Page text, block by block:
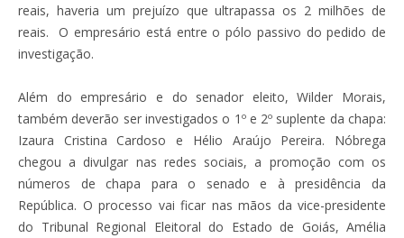
reais, haveria um prejuízo que ultrapassa os 2 milhões de
reais. O empresário está entre o pólo passivo do pedido de
investigação.
Além do empresário e do senador eleito, Wilder Morais,
também deverão ser investigados o 1º e 2º suplente da chapa:
Izaura Cristina Cardoso e Hélio Araújo Pereira. Nóbrega
chegou a divulgar nas redes sociais, a promoção com os
números de chapa para o senado e à presidência da
República. O processo vai ficar nas mãos da vice-presidente
do Tribunal Regional Eleitoral do Estado de Goiás, Amélia